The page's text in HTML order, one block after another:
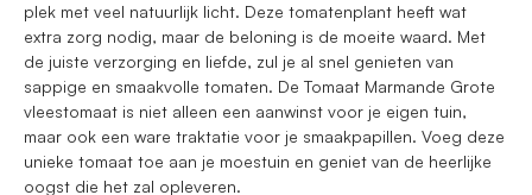
plek met veel natuurlijk licht. Deze tomatenplant heeft wat
extra zorg nodig, maar de beloning is de moeite waard. Met
de juiste verzorging en liefde, zul je al snel genieten van
sappige en smaakvolle tomaten. De Tomaat Marmande Grote
vleestomaat is niet alleen een aanwinst voor je eigen tuin,
maar ook een ware traktatie voor je smaakpapillen. Voeg deze
unieke tomaat toe aan je moestuin en geniet van de heerlijke
oogst die het zal opleveren.